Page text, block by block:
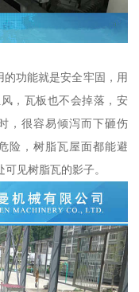
的功能就是安全牢固，用
，瓦板也不会掉落，安
，很容易倾泻而下砸伤
险，树脂瓦屋面都能避
见树脂瓦的影子。